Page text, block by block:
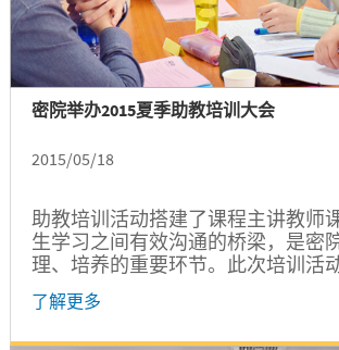
密院举办2015夏季助教培训大会
2015/05/18
助教培训活动搭建了课程主讲教师
生学习之间有效沟通的桥梁，是密
理、培养的重要环节。此次培训活
离不开学院相关老师的精心筹备和
极参与，他们的长期支持和付出也
了解更多